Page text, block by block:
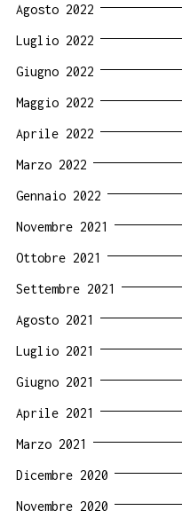
Agosto 2022
Luglio 2022
Giugno 2022
Maggio 2022
Aprile 2022
Marzo 2022
Gennaio 2022
Novembre 2021
Ottobre 2021
Settembre 2021
Agosto 2021
Luglio 2021
Giugno 2021
Aprile 2021
Marzo 2021
Dicembre 2020
Novembre 2020